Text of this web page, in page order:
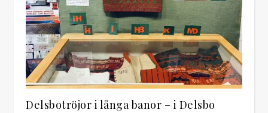
Delsbotröjor i långa banor – i Delsbo